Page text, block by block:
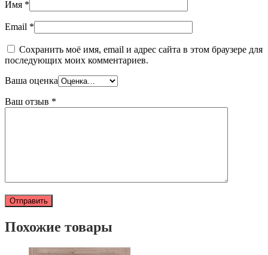
Имя *
Email *
Сохранить моё имя, email и адрес сайта в этом браузере для
последующих моих комментариев.
Ваша оценка
Ваш отзыв *
Похожие товары